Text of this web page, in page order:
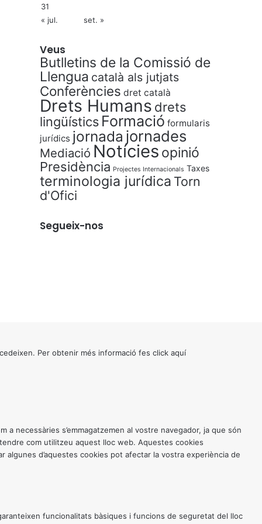
31
« jul.
set. »
Veus
Butlletins de la Comissió de
Llengua català als jutjats
Conferències dret català
Drets Humans drets
lingüístics Formació formularis
jurídics jornada jornades
Mediació Notícies opinió
Presidència Projectes Internacionals Taxes
terminologia jurídica Torn
d'Ofici
Segueix-nos
Per obtenir més informació fes click aquí
necessàries s’emmagatzemen al vostre navegador, ja que són
com utilitzeu aquest lloc web. Aquestes cookies
algunes d’aquestes cookies pot afectar la vostra experiència de
funcionalitats bàsiques i funcions de seguretat del lloc